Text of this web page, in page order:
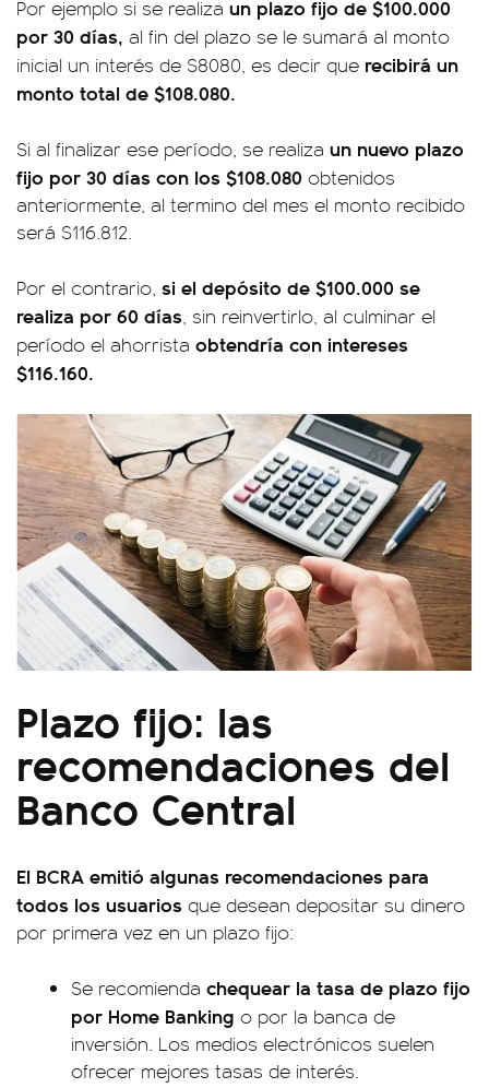
Por ejemplo si se realiza un plazo fijo de $100.000
por 30 días, al fin del plazo se le sumará al monto
inicial un interés de $8080, es decir que recibirá un
monto total de $108.080.
Si al finalizar ese período, se realiza un nuevo plazo
fijo por 30 días con los $108.080 obtenidos
anteriormente, al termino del mes el monto recibido
será $116.812.
Por el contrario, si el depósito de $100.000 se
realiza por 60 días, sin reinvertirlo, al culminar el
período el ahorrista obtendría con intereses
$116.160.
Plazo fijo: las
recomendaciones del
Banco Central
El BCRA emitió algunas recomendaciones para
todos los usuarios que desean depositar su dinero
por primera vez en un plazo fijo:
Se recomienda chequear la tasa de plazo fijo
por Home Banking o por la banca de
inversión. Los medios electrónicos suelen
ofrecer mejores tasas de interés.